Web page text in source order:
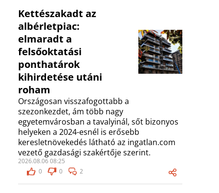
Kettészakadt az
albérletpiac:
elmaradt a
felsőoktatási
ponthatárok
kihirdetése utáni
roham
Országosan visszafogottabb a
szezonkezdet, ám több nagy
egyetemvárosban a tavalyinál, sőt bizonyos
helyeken a 2024-esnél is erősebb
keresletnövekedés látható az ingatlan.com
vezető gazdasági szakértője szerint.
2026.08.06 08:25
0
0 2